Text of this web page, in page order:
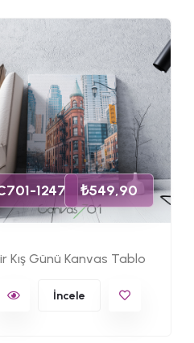
1247 ₺549,90
Kış Günü Kanvas Tablo
İncele